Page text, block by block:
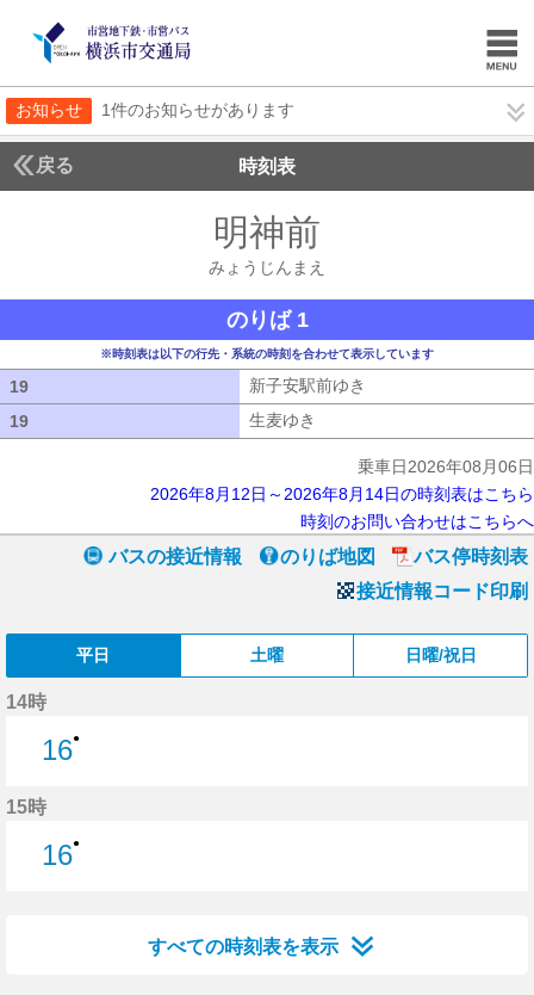
お知らせ 1件のお知らせがあります
戻る 時刻表
明神前
みょうじんまえ
のりば 1
※時刻表は以下の行先・系統の時刻を合わせて表示しています
19 新子安駅前ゆき
19
生麦ゆき
乗車日2026年08月06日
2026年8月12日～2026年8月14日の時刻表はこちら
時刻のお問い合わせはこちらへ
バスの接近情報 のりば地図
バス停時刻表
接近情報コード印刷
平日 土曜 日曜/祝日
14時
16●
15時
16●
すべての時刻表を表示